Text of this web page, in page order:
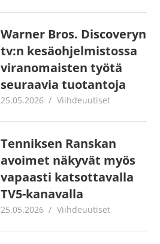
Warner Bros. Discoveryn
tv:n kesäohjelmistossa
viranomaisten työtä
seuraavia tuotantoja
25.05.2026 Juha Kaunisto
Viihdeuutiset
Tenniksen Ranskan
avoimet näkyvät myös
vapaasti katsottavalla
TV5-kanavalla
25.05.2026 Juha Kaunisto
Viihdeuutiset